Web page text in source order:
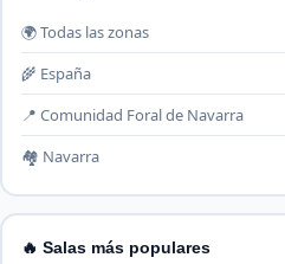
🌍 Todas las zonas
🌾 España
📍 Comunidad Foral de Navarra
🏘️ Navarra
🔥 Salas más populares